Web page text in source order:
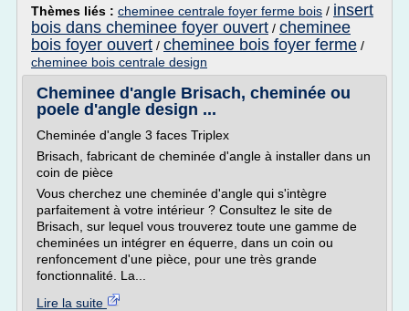
Thèmes liés : cheminee centrale foyer ferme bois / insert
bois dans cheminee foyer ouvert / cheminee
bois foyer ouvert / cheminee bois foyer ferme /
cheminee bois centrale design
Cheminee d'angle Brisach, cheminée ou
poele d'angle design ...
Cheminée d'angle 3 faces Triplex
Brisach, fabricant de cheminée d'angle à installer dans un
coin de pièce
Vous cherchez une cheminée d'angle qui s'intègre
parfaitement à votre intérieur ? Consultez le site de
Brisach, sur lequel vous trouverez toute une gamme de
cheminées un intégrer en équerre, dans un coin ou
renfoncement d'une pièce, pour une très grande
fonctionnalité. La...
Lire la suite